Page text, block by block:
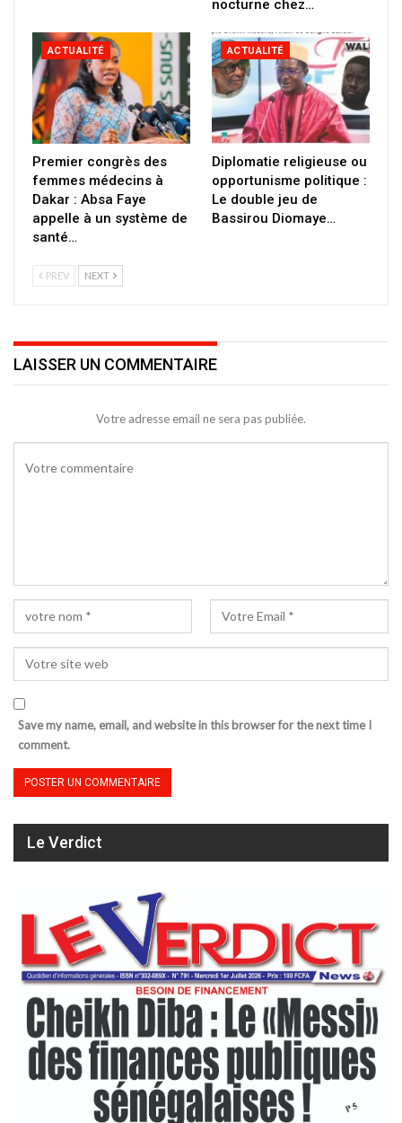
nocturne chez…
ACTUALITÉ
Premier congrès des
femmes médecins à
Dakar : Absa Faye
appelle à un système de
santé…
ACTUALITÉ
Diplomatie religieuse ou
opportunisme politique :
Le double jeu de
Bassirou Diomaye…
PREV NEXT
LAISSER UN COMMENTAIRE
Votre adresse email ne sera pas publiée.
Save my name, email, and website in this browser for the next time I
comment.
Le Verdict